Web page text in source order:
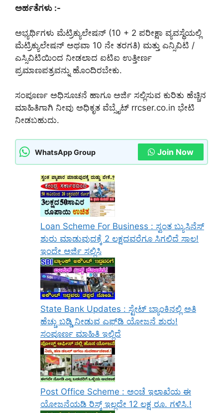
ಅರ್ಹತೆಗಳು :-
ಅಭ್ಯರ್ಥಿಗಳು ಮೆಟ್ರಿಕ್ಯುಲೇಷನ್ (10 + 2 ಪರೀಕ್ಷಾ ವ್ಯವಸ್ಥೆಯಲ್ಲಿ
ಮೆಟ್ರಿಕ್ಯುಲೇಷನ್ ಅಥವಾ 10 ನೇ ತರಗತಿ) ಮತ್ತು ಎನ್ಸಿವಿಟಿ /
ಎಸ್ಸಿವಿಟಿಯಿಂದ ನೀಡಲಾದ ಐಟಿಐ ಉತ್ತೀರ್ಣ
ಪ್ರಮಾಣಪತ್ರವನ್ನು ಹೊಂದಿರಬೇಕು.
ಸಂಪೂರ್ಣ ಅಧಿಸೂಚನೆ ಹಾಗೂ ಅರ್ಜಿ ಸಲ್ಲಿಸುವ ಕುರಿತು ಹೆಚ್ಚಿನ
ಮಾಹಿತಿಗಾಗಿ ನೀವು ಅಧಿಕೃತ ವೆಬ್ಸೈಟ್ rrcser.co.in ಭೇಟಿ
ನೀಡಬಹುದು.
WhatsApp Group Join Now
Loan Scheme For Business : ಸ್ವಂತ ಬ್ಯುಸಿನೆಸ್
ಶುರು ಮಾಡುವುದಕ್ಕೆ 2 ಲಕ್ಷದವರೆಗೂ ಸಿಗಲಿದೆ ಸಾಲ!
ಇಂದೇ ಅರ್ಜಿ ಸಲ್ಲಿಸಿ
State Bank Updates : ಸ್ಟೇಟ್ ಬ್ಯಾಂಕಿನಲ್ಲಿ ಅತಿ
ಹೆಚ್ಚು ಬಡ್ಡಿ ನೀಡುವ ಎಫ್‌ಡಿ ಯೋಜನೆ ಶುರು!
ಸಂಪೂರ್ಣ ಮಾಹಿತಿ ಇಲ್ಲಿದೆ
Post Office Scheme : ಅಂಚೆ ಇಲಾಖೆಯ ಈ
ಯೋಜನೆಯಡಿ ರಿಸ್ಕ್‌ ಇಲ್ಲದೇ 12 ಲಕ್ಷ ರೂ. ಗಳಿಸಿ.!